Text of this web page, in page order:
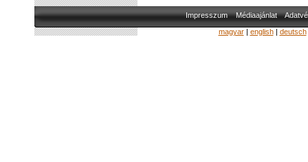
Impresszum Médiaajánlat
magyar| english| deutsch